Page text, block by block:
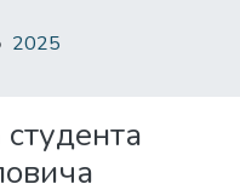
2025